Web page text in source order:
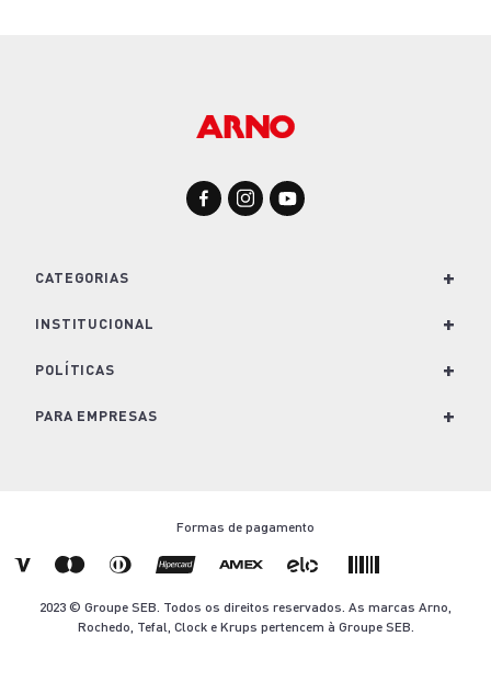
CATEGORIAS +
Para Cozinha
Para Casa
Ofertas Arno
INSTITUCIONAL +
Nossa História e Marcas
Conheça o Groupe SEB
Contato
POLÍTICAS +
Política de Privacidade
Aviso Legal
PARA EMPRESAS +
Formas de pagamento
2023 © Groupe SEB. Todos os direitos reservados. As marcas Arno,
Rochedo, Tefal, Clock e Krups pertencem à Groupe SEB.